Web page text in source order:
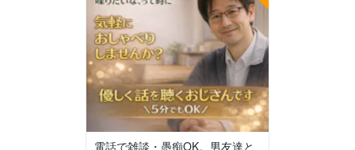
電話で雑談・愚痴OK。男友達と